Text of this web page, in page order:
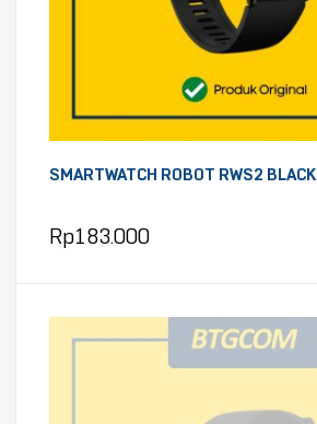
SMARTWATCH ROBOT RWS2 BLACK
Rp183.000